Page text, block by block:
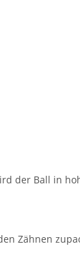
der Ball in
Zähnen